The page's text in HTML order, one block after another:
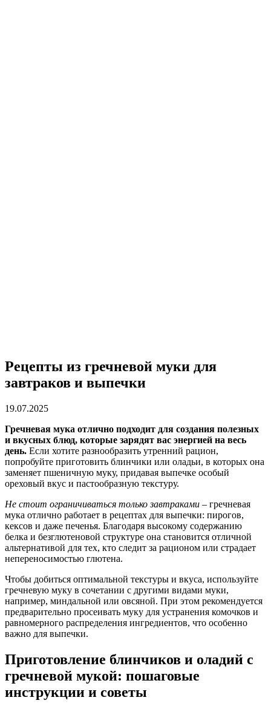
Рецепты из гречневой муки для
завтраков и выпечки
19.07.2025
Гречневая мука отлично подходит для создания полезных
и вкусных блюд, которые зарядят вас энергией на весь
день. Если хотите разнообразить утренний рацион,
попробуйте приготовить блинчики или оладьи, в которых она
заменяет пшеничную муку, придавая выпечке особый
ореховый вкус и пастообразную текстуру.
Не стоит ограничиваться только завтраками – гречневая
мука отлично работает в рецептах для выпечки: пирогов,
кексов и даже печенья. Благодаря высокому содержанию
белка и безглютеновой структуре она становится отличной
альтернативой для тех, кто следит за рационом или страдает
непереносимостью глютена.
Чтобы добиться оптимальной текстуры и вкуса, используйте
гречневую муку в сочетании с другими видами муки,
например, миндальной или овсяной. При этом рекомендуется
предварительно просеивать муку для устранения комочков и
равномерного распределения ингредиентов, что особенно
важно для выпечки.
Приготовление блинчиков и оладий с
гречневой мукой: пошаговые
инструкции и советы